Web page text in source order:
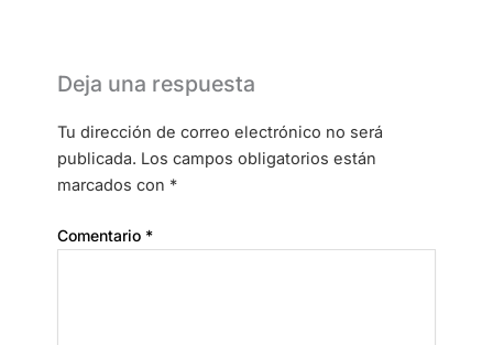
Deja una respuesta
Tu dirección de correo electrónico no será
publicada. Los campos obligatorios están
marcados con *
Comentario *